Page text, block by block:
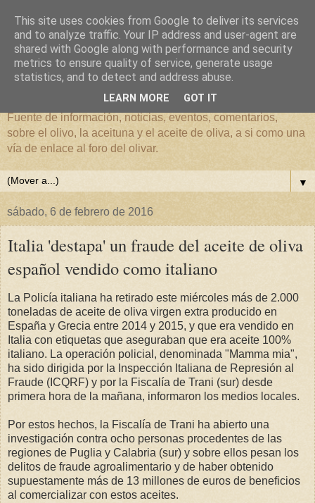
El mundo del Olivar
Fuente de información, noticias, eventos, comentarios,
sobre el olivo, la aceituna y el aceite de oliva, a si como una
vía de enlace al foro del olivar.
▼
sábado, 6 de febrero de 2016
Italia 'destapa' un fraude del aceite de oliva
español vendido como italiano
La Policía italiana ha retirado este miércoles más de 2.000
toneladas de aceite de oliva virgen extra producido en
España y Grecia entre 2014 y 2015, y que era vendido en
Italia con etiquetas que aseguraban que era aceite 100%
italiano. La operación policial, denominada "Mamma mia",
ha sido dirigida por la Inspección Italiana de Represión al
Fraude (ICQRF) y por la Fiscalía de Trani (sur) desde
primera hora de la mañana, informaron los medios locales.
Por estos hechos, la Fiscalía de Trani ha abierto una
investigación contra ocho personas procedentes de las
regiones de Puglia y Calabria (sur) y sobre ellos pesan los
delitos de fraude agroalimentario y de haber obtenido
supuestamente más de 13 millones de euros de beneficios
al comercializar con estos aceites.
This site uses cookies from Google to deliver its services
and to analyze traffic. Your IP address and user-agent are
shared with Google along with performance and security
metrics to ensure quality of service, generate usage
statistics, and to detect and address abuse.
LEARN MORE GOT IT